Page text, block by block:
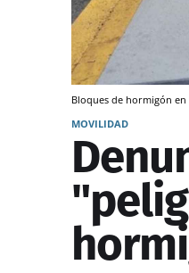
Bloques de hormigón en
MOVILIDAD